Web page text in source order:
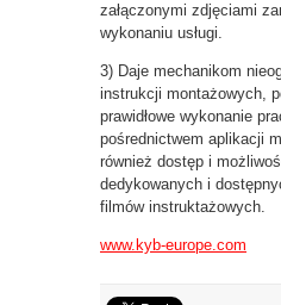
załączonymi zdjęciami
wykonaniu usługi.
3) Daje mechanikom
instrukcji montażowych,
prawidłowe wykonanie
pośrednictwem aplikacji
również dostęp i
dedykowanych i
filmów instruktażowych.
www.kyb-europe.com